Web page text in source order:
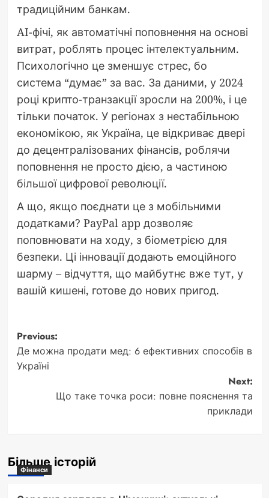
традиційним банкам.
AI-фічі, як автоматічні поповнення на основі
витрат, роблять процес інтелектуальним.
Психологічно це зменшує стрес, бо
система “думає” за вас. За даними, у 2024
році крипто-транзакції зросли на 200%, і це
тільки початок. У регіонах з нестабільною
економікою, як Україна, це відкриває двері
до децентралізованих фінансів, роблячи
поповнення не просто дією, а частиною
більшої цифрової революції.
А що, якщо поєднати це з мобільними
додатками? PayPal app дозволяє
поповнювати на ходу, з біометрією для
безпеки. Ці інновації додають емоційного
шарму – відчуття, що майбутнє вже тут, у
вашій кишені, готове до нових пригод.
Post
navigation
Previous:
Де можна продати мед: 6 ефективних способів в
Україні
Next:
Що таке точка роси: повне пояснення та
приклади
Більше історій
Фінанси